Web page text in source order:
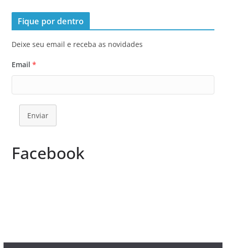
Fique por dentro
Deixe seu email e receba as novidades
Email *
Enviar
Facebook